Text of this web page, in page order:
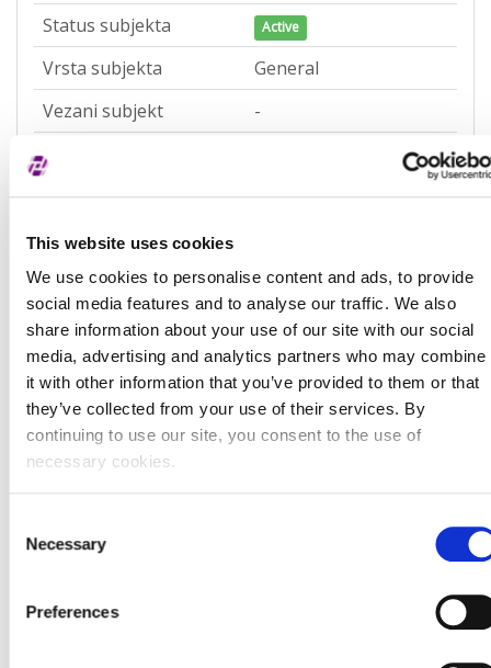
This website uses cookies
We use cookies to personalise content and ads, to provide
social media features and to analyse our traffic. We also
share information about your use of our site with our social
media, advertising and analytics partners who may combine
it with other information that you’ve provided to them or that
they’ve collected from your use of their services. By
continuing to use our site, you consent to the use of
necessary cookies.
Selection
Necessary
Preferences
Status subjekta
Active
Vrsta subjekta
General
Vezani subjekt
-
LEI vezanog subjekta
Potvrđeno kod
Sudski registar
kod registra
Datum isteka subjekta
-
Adresa pravnog oblika
Adresa
Ante Starčevića 26D
Poštanski broj
Adresa sjedišta subjekta